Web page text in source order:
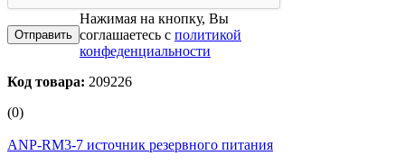
Нажимая на кнопку, Вы
соглашаетесь с политикой
конфеденциальности
Код товара: 209226
(0)
ANP-RM3-7 источник резервного питания